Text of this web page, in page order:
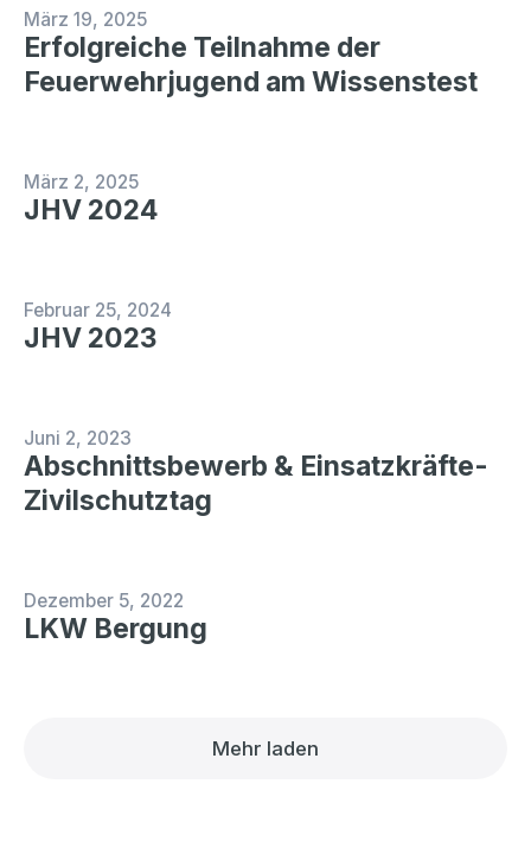
März 19, 2025
Erfolgreiche Teilnahme der
Feuerwehrjugend am Wissenstest
März 2, 2025
JHV 2024
Februar 25, 2024
JHV 2023
Juni 2, 2023
Abschnittsbewerb & Einsatzkräfte-
Zivilschutztag
Dezember 5, 2022
LKW Bergung
Mehr laden